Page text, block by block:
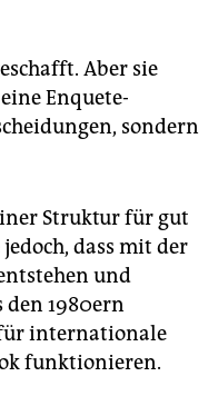
Aber sie
Enquete-
sondern
Struktur für gut
dass mit der
und
den 1980ern
internationale
funktionieren.